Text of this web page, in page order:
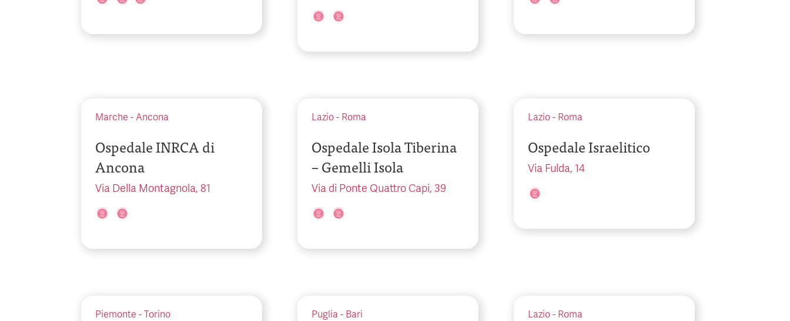
Marche - Ancona
Ospedale INRCA di
Ancona
Via Della Montagnola, 81
Lazio- Roma
Ospedale Isola Tiberina
– Gemelli Isola
Via di Ponte Quattro Capi, 39
Lazio- Roma
Ospedale Israelitico
Via Fulda, 14
Piemonte - Torino Puglia - Bari Lazio- Roma